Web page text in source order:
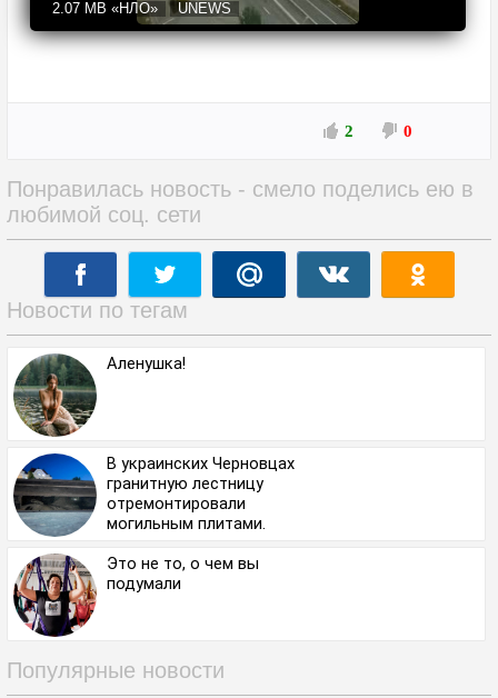
2.07 MB «НЛО» UNEWS
2 0
Понравилась новость - смело поделись ею в
любимой соц. сети
Новости по тегам
Аленушка!
В украинских Черновцах
гранитную лестницу
отремонтировали
могильным плитами.
Это не то, о чем вы
подумали⁠
Популярные новости